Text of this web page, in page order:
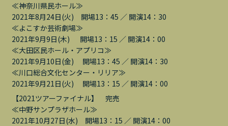
≪神奈川県民ホール≫
2021年8月24日(火) 開場13：45 ／ 開演14：30
≪よこすか芸術劇場≫
2021年9月9日(木) 開場13：15 ／ 開演14：00
≪大田区民ホール・アプリコ≫
2021年9月10日(金) 開場13：45 ／ 開演14：30
≪川口総合文化センター・リリア≫
2021年9月21日(火) 開場13：15 ／ 開演14：00
【2021ツアーファイナル】 完売
≪中野サンプラザホール≫
2021年10月27日(水) 開場13：15 ／ 開演14：00